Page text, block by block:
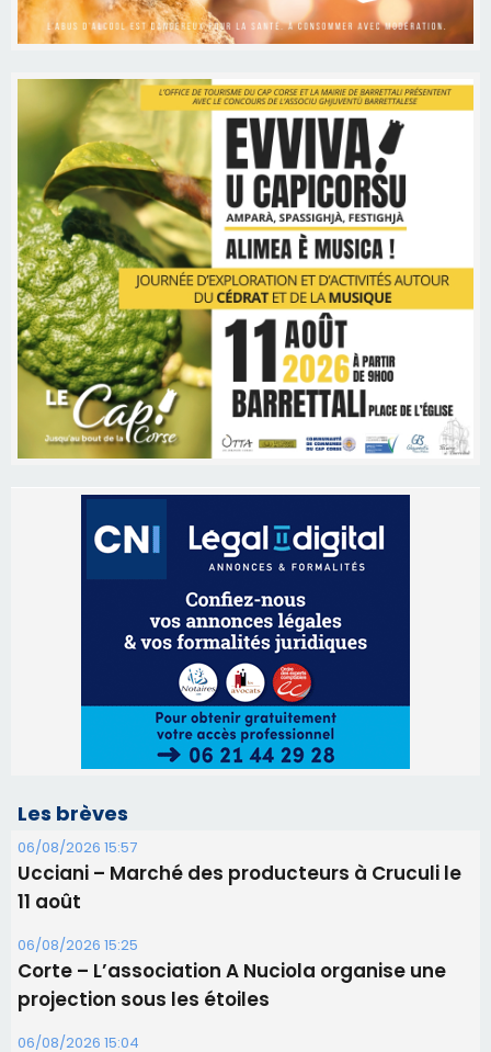
Les brèves
Ucciani – Marché des producteurs à Cruculi le
Corte – L’association A Nuciola organise une
projection sous les étoiles
Alata - Soirée Tango Argentin au stade de San
Benedetto
05/08/2026 09:53
Biguglia : messe de la Sainte-Marie et
procession le 14 août
31/07/2026 08:24
Tennis - Début ce week-end du tournoi du
RCPV